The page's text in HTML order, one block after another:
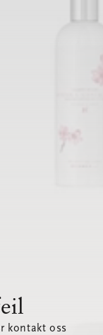
kontakt oss